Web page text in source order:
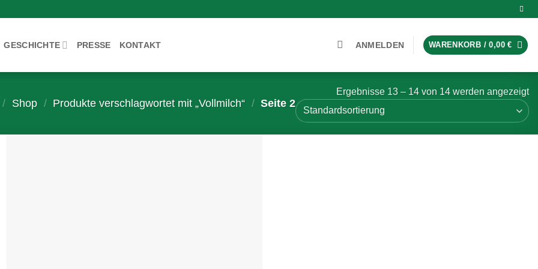
GESCHICHTE PRESSE KONTAKT ANMELDEN WARENKORB /0,00€
/ Shop / Produkte verschlagwortet mit „Vollmilch“ / Seite 2
Ergebnisse 13 – 14 von 14 werden angezeigt